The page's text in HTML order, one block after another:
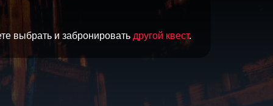
выбрать и забронировать другой квест.